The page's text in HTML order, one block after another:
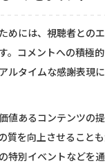
めには、視聴者との
。コメントへの積極
ルタイムな感謝表現
値あるコンテンツの
質を向上させること
特別イベントなどを